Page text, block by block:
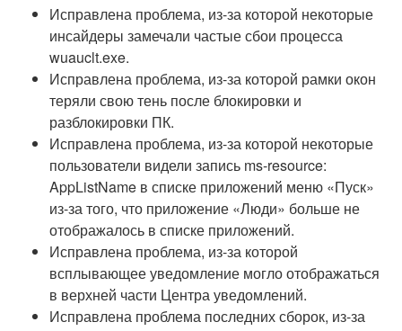
Исправлена проблема, из-за которой некоторые
инсайдеры замечали частые сбои процесса
wuauclt.exe.
Исправлена проблема, из-за которой рамки окон
теряли свою тень после блокировки и
разблокировки ПК.
Исправлена проблема, из-за которой некоторые
пользователи видели запись ms-resource:
AppListName в списке приложений меню «Пуск»
из-за того, что приложение «Люди» больше не
отображалось в списке приложений.
Исправлена проблема, из-за которой
всплывающее уведомление могло отображаться
в верхней части Центра уведомлений.
Исправлена проблема последних сборок, из-за